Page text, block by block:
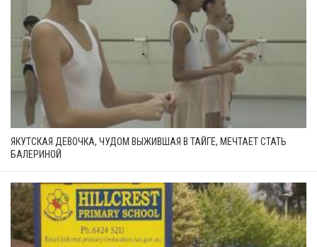
ЯКУТСКАЯ ДЕВОЧКА, ЧУДОМ ВЫЖИВШАЯ В ТАЙГЕ, МЕЧТАЕТ СТАТЬ
БАЛЕРИНОЙ